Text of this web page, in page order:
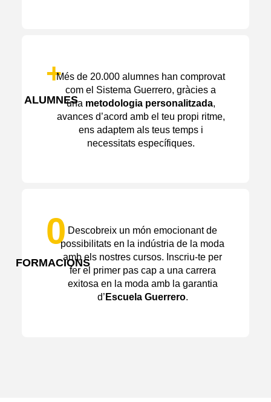
ALUMNES
+Més de 20.000 alumnes han comprovat
com el Sistema Guerrero, gràcies a
una metodologia personalitzada,
avances d’acord amb el teu propi ritme,
ens adaptem als teus temps i
necessitats específiques.
FORMACIONS
0 Descobreix un món emocionant de
possibilitats en la indústria de la moda
amb els nostres cursos. Inscriu-te per
fer el primer pas cap a una carrera
exitosa en la moda amb la garantia
d’ Escuela Guerrero.